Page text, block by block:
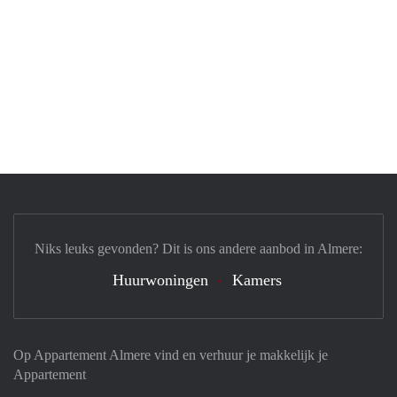
Op Appartement Almere vind en verhuur je makkelijk je
Appartement
Niks leuks gevonden? Dit is ons andere aanbod in Almere:
Huurwoningen Kamers